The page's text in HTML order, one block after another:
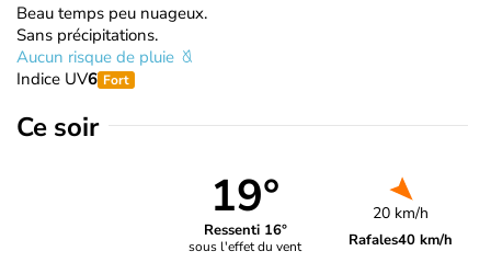
Beau temps peu nuageux.
Sans précipitations.
Aucun risque de pluie
Indice UV6 Fort
Ce soir
19°
Ressenti 16°
sous l'effet du vent
20 km/h
Rafales40 km/h